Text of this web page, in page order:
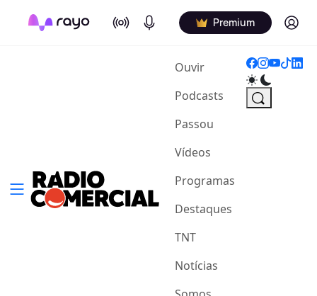
On Air Podcasts Premium Log in
Ouvir(current)
Podcasts
Passou
Vídeos
Programas
Destaques
TNT
Notícias